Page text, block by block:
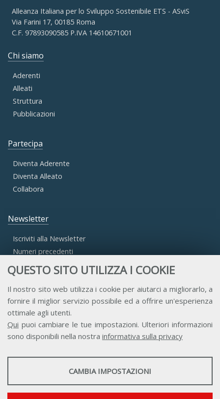
QUESTO SITO UTILIZZA I COOKIE
Il nostro sito web utilizza i cookie per aiutarci a migliorarlo, a
fornire il miglior servizio possibile ed a offrire un'esperienza
ottimale agli utenti.
Qui puoi cambiare le tue impostazioni. Ulteriori informazioni
sono disponibili nella nostra informativa sulla privacy
STATISTICHE
CAMBIA IMPOSTAZIONI
Alleanza Italiana per lo Sviluppo Sostenibile ETS - ASviS
Via Farini 17, 00185 Roma
C.F. 97893090585 P.IVA 14610671001
Chi siamo
Aderenti
Alleati
Struttura
Pubblicazioni
Partecipa
Diventa Aderente
Diventa Alleato
Collabora
Newsletter
Iscriviti alla Newsletter
Numeri precedenti
Accesso Aderenti
Accesso Consulta
Accesso Team
Contatti Privacy Trasparenza Credits